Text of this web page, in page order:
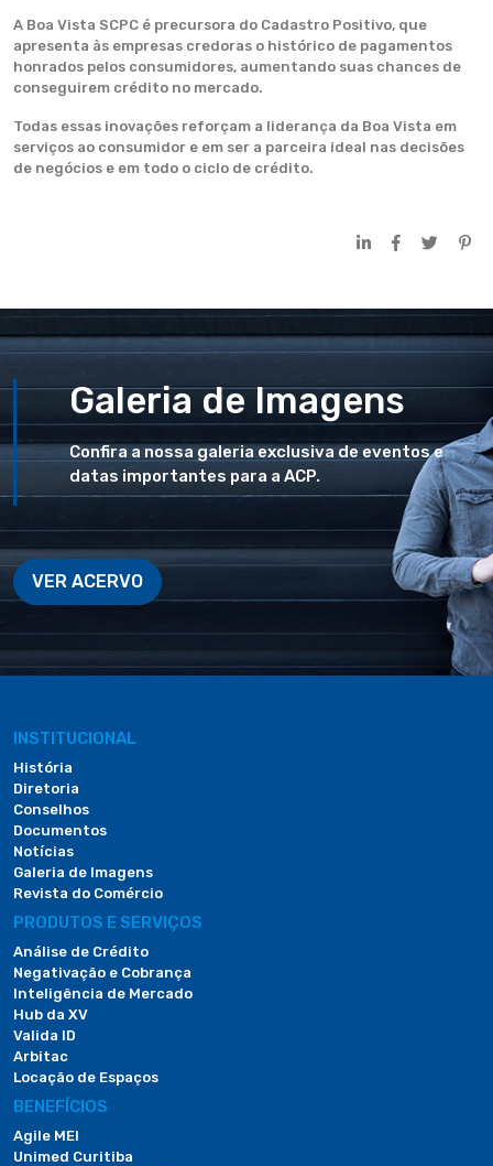
A Boa Vista SCPC é precursora do Cadastro Positivo, que
apresenta às empresas credoras o histórico de pagamentos
honrados pelos consumidores, aumentando suas chances de
conseguirem crédito no mercado.
Todas essas inovações reforçam a liderança da Boa Vista em
serviços ao consumidor e em ser a parceira ideal nas decisões
de negócios e em todo o ciclo de crédito.
Galeria de Imagens
Confira a nossa galeria exclusiva de eventos e
datas importantes para a ACP.
VER ACERVO
INSTITUCIONAL
História
Diretoria
Conselhos
Documentos
Notícias
Galeria de Imagens
Revista do Comércio
PRODUTOS E SERVIÇOS
Análise de Crédito
Negativação e Cobrança
Inteligência de Mercado
Hub da XV
Valida ID
Arbitac
Locação de Espaços
BENEFÍCIOS
Agile MEI
Unimed Curitiba